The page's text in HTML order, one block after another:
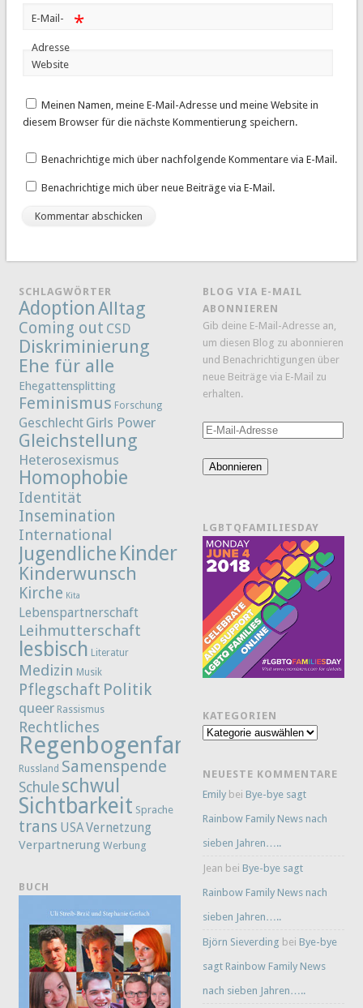
E-Mail-
Adresse
*
Website
Meinen Namen, meine E-Mail-Adresse und meine Website in
diesem Browser für die nächste Kommentierung speichern.
Benachrichtige mich über nachfolgende Kommentare via E-Mail.
Benachrichtige mich über neue Beiträge via E-Mail.
SCHLAGWÖRTER
AdoptionAlltag
Coming out CSD
Diskriminierung
Ehe für alle
Ehegattensplitting
Feminismus Forschung
Geschlecht Girls Power
Gleichstellung
Heterosexismus
Homophobie
Identität
Insemination
International
Jugendliche Kinder
Kinderwunsch
Kirche Kita
Lebenspartnerschaft
Leihmutterschaft
lesbisch Literatur
Medizin Musik
Pflegschaft Politik
queer Rassismus
Rechtliches
Regenbogenfamilie
Russland Samenspende
Schule schwul
Sichtbarkeit Sprache
trans USAVernetzung
Verpartnerung Werbung
BUCH
BLOG VIA E-MAIL
ABONNIEREN
Gib deine E-Mail-Adresse an,
um diesen Blog zu abonnieren
und Benachrichtigungen über
neue Beiträge via E-Mail zu
erhalten.
E-
Adresse
Abonnieren
LGBTQFAMILIESDAY
KATEGORIEN
Kategorien
NEUESTE KOMMENTARE
Emily bei Bye-bye sagt
Rainbow Family News nach
sieben Jahren…..
Jean bei Bye-bye sagt
Rainbow Family News nach
sieben Jahren…..
Björn Sieverding bei Bye-bye
sagt Rainbow Family News
nach sieben Jahren…..